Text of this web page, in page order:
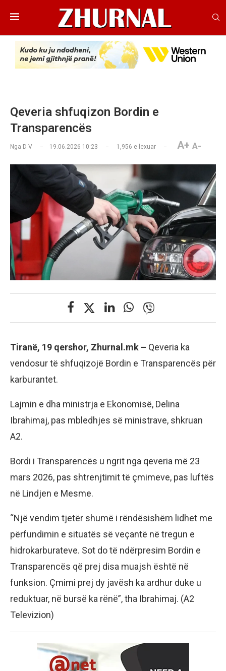
Qeveria shfuqizon Bordin e
Transparencës
Nga D V 19.06.2026 10:23 1,956 e lexuar A+ A-
Tiranë, 19 qershor, Zhurnal.mk – Qeveria ka
vendosur të shfuqizojë Bordin e Transparencës për
karburantet.
Lajmin e dha ministrja e Ekonomisë, Delina
Ibrahimaj, pas mbledhjes së ministrave, shkruan
A2.
Bordi i Transparencës u ngrit nga qeveria më 23
mars 2026, pas shtrenjtimit të çmimeve, pas luftës
në Lindjen e Mesme.
“Një vendim tjetër shumë i rëndësishëm lidhet me
përfundimin e situatës së veçantë në tregun e
hidrokarburateve. Sot do të ndërpresim Bordin e
Transparencës që prej disa muajsh është në
funksion. Çmimi prej dy javësh ka ardhur duke u
reduktuar, në bursë ka rënë”, tha Ibrahimaj. (A2
Televizion)